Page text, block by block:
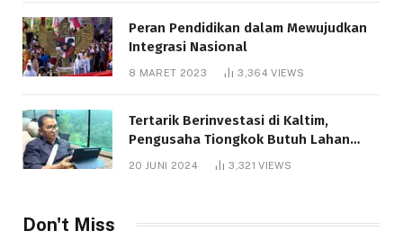
Peran Pendidikan dalam Mewujudkan
Integrasi Nasional
8 MARET 2023 3,364VIEWS
Tertarik Berinvestasi di Kaltim,
Pengusaha Tiongkok Butuh Lahan
20 JUNI 2024 3,321VIEWS
Don't Miss